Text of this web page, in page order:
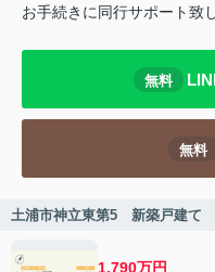
お手続きに同行サポート致
無料
無料
土浦市神立東第5 新築戸建て
1,790万円